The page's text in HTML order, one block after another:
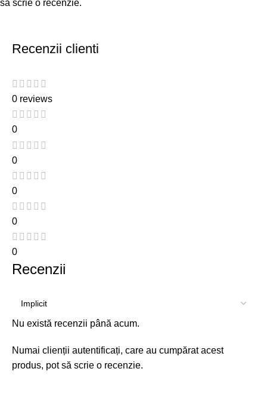
să scrie o recenzie.
Recenzii clienti
0 reviews
0
0
0
0
0
Recenzii
Nu există recenzii până acum.
Numai clienții autentificați, care au cumpărat acest
produs, pot să scrie o recenzie.